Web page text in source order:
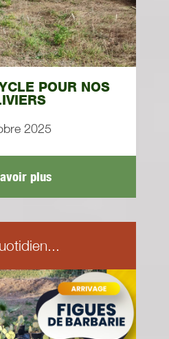
POUR NOS
2025
plus